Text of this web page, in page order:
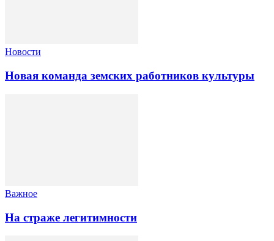
Новости
Новая команда земских работников культуры
Важное
На страже легитимности